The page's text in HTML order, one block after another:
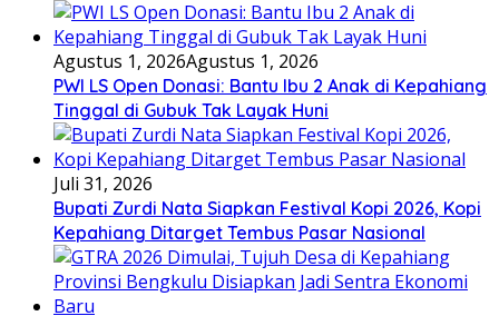
Agustus 1, 2026Agustus 1, 2026
PWI LS Open Donasi: Bantu Ibu 2 Anak di Kepahiang
Tinggal di Gubuk Tak Layak Huni
Juli 31, 2026
Bupati Zurdi Nata Siapkan Festival Kopi 2026, Kopi
Kepahiang Ditarget Tembus Pasar Nasional